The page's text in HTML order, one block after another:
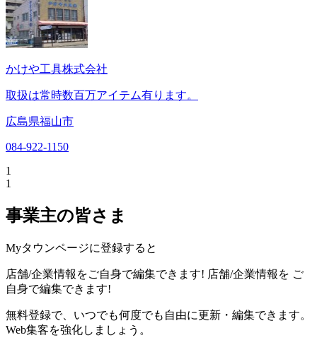
かけや工具株式会社
取扱は常時数百万アイテム有ります。
広島県福山市
084-922-1150
1
1
事業主の皆さま
Myタウンページに登録すると
店舗/企業情報をご自身で編集できます! 店舗/企業情報を ご
自身で編集できます!
無料登録で、いつでも何度でも自由に更新・編集できます。
Web集客を強化しましょう。